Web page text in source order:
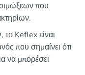
που
Keflex είναι
που σημαίνει ότι
να μπορέσει